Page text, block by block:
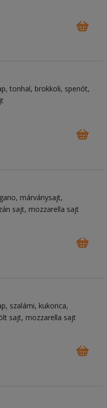
tonhal brokkoli spenót
márványsajt
sajt mozzarella sajt
szalámi kukorica
sajt mozzarella sajt